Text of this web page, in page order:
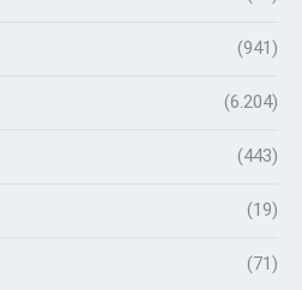
(941)
(6.204)
(443)
(19)
(71)